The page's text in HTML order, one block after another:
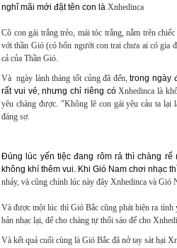
nghĩ mãi mới đặt tên con là Xnhedinca
Cô con gái trắng trẻo, mái tóc trắng, nằm trên
với thần Gió (có bốn người con trai chưa ai có gia
cả của Thần Gió.
Và ngày lành tháng tốt củng đã đến,trong ngày
rất vui vẻ, nhưng chỉ riêng cóXnhedinca là
yêu chàng được. "Không lẽ con gái yêu cảu ta lại
đáng sợ.
Đúng lúc yến tiệc đang rôm rả thì chàng
không khí thêm vui. Khi Gió Nam chơi nhạc
nhảy, và cũng chính lúc này đây Xnhedinca và Gió
Và được một lúc thì Gió Bắc cũng phát hiện ra
bản nhạc lại, để cho chàng tự thổi sáo để cho
Và kết quả cuối cùng là Gió Bắc đã nở tay sát hại